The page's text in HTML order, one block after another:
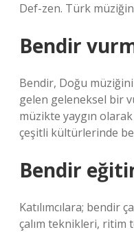
Def-zen. Türk
Bendir
Bendir, Doğu
gelen geleneksel bir
müzikte yaygın
çeşitli kültürlerinde
Bendir
Katılımcılara; bendir
çalım teknikleri, ritim